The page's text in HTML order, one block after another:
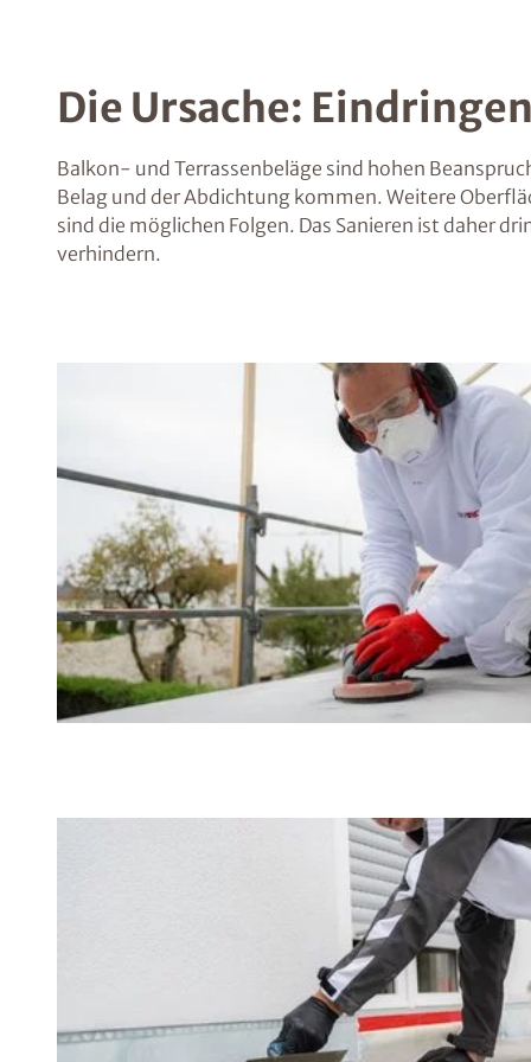
Die Ursache:
Balkon- und Terrassenbeläge sind hohen
Belag und der Abdichtung kommen. Weitere
sind die möglichen Folgen. Das Sanieren ist daher
verhindern.